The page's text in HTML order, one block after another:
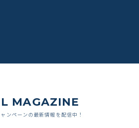
MAGAZINE
ンペーンの最新情報を配信中！